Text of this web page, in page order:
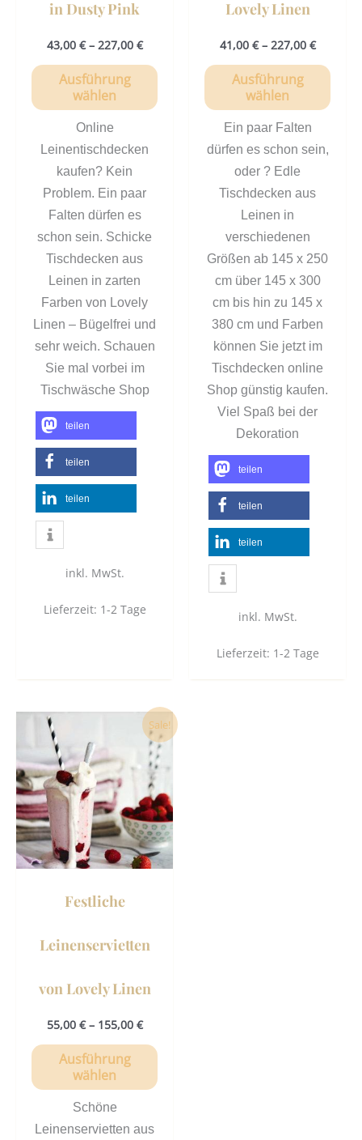
in Dusty Pink
43,00 €– 227,00 €
Ausführung
wählen
Online
Leinentischdecken
kaufen? Kein
Problem. Ein paar
Falten dürfen es
schon sein. Schicke
Tischdecken aus
Leinen in zarten
Farben von Lovely
Linen – Bügelfrei und
sehr weich. Schauen
Sie mal vorbei im
Tischwäsche Shop
teilen
teilen
teilen
inkl. MwSt.
Lieferzeit: 1-2 Tage
Lovely Linen
41,00 €– 227,00 €
Ausführung
wählen
Ein paar Falten
dürfen es schon sein,
oder ? Edle
Tischdecken aus
Leinen in
verschiedenen
Größen ab 145 x 250
cm über 145 x 300
cm bis hin zu 145 x
380 cm und Farben
können Sie jetzt im
Tischdecken online
Shop günstig kaufen.
Viel Spaß bei der
Dekoration
teilen
teilen
teilen
inkl. MwSt.
Lieferzeit: 1-2 Tage
Sale!
Festliche
Leinenservietten
von Lovely Linen
55,00 €– 155,00 €
Ausführung
wählen
Dieses
Produkt
weist
Varianten
auf.
Die
Optionen
Schöne
Leinenservietten aus